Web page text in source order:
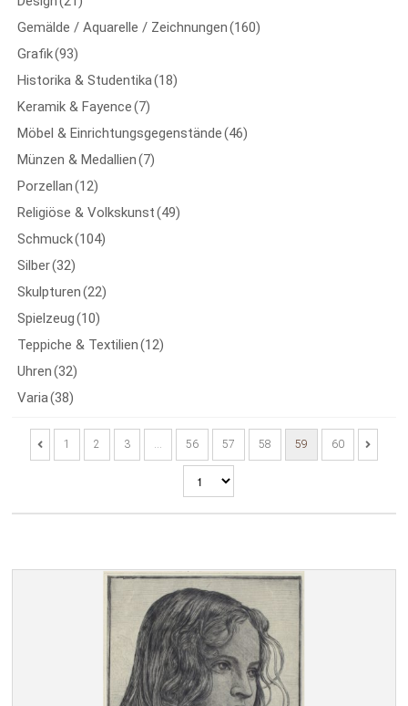
1 2 3 56 57 58 59 60
Gemälde / Aquarelle / Zeichnungen(160)
Grafik(93)
Historika & Studentika(18)
Keramik & Fayence(7)
Möbel & Einrichtungsgegenstände(46)
Münzen & Medallien(7)
Porzellan(12)
Religiöse & Volkskunst(49)
Schmuck(104)
Silber(32)
Skulpturen(22)
Spielzeug(10)
Teppiche & Textilien(12)
Uhren(32)
Varia(38)